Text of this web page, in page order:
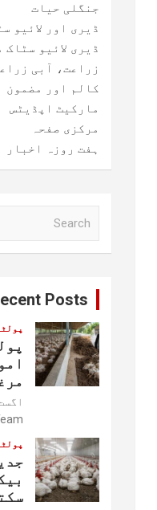
جنگلی حیات
ڈیری اور لائیو
ڈیری لائیو
زراعت، آبی
کالم اور مضمون
مارکیٹ اپڈیٹس
مرکزی صفحہ
ہفت روزہ اخبار
Posts
اگست 5,